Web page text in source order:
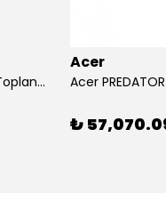
Acer P6505 5500 Lümen Full HD Toplantı Odası Projeksiyonu
Acer
Acer
₺